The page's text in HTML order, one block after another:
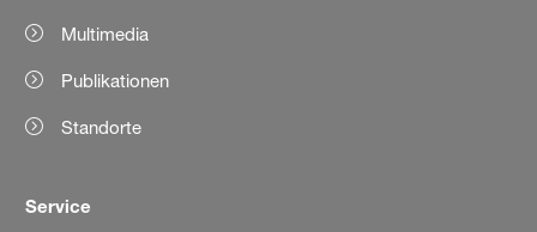
Multimedia
Publikationen
Standorte
Service